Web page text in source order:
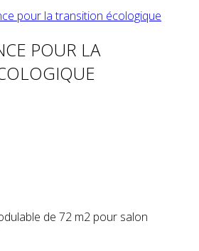
POUR LA
de 72 m2 pour salon